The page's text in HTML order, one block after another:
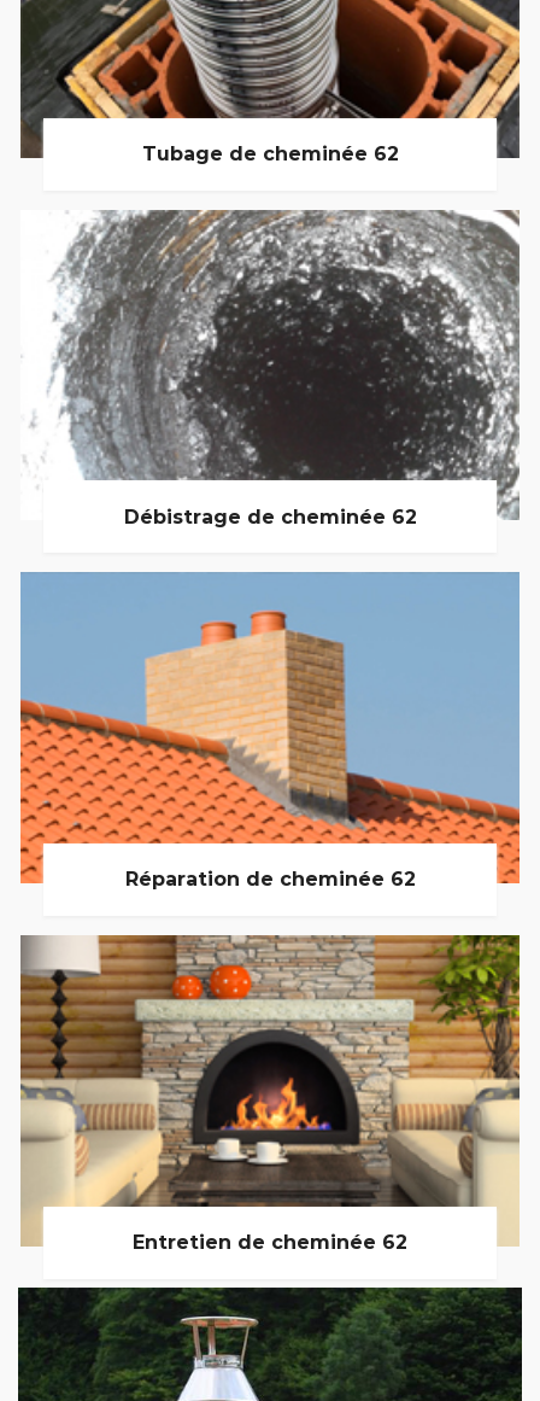
Tubage de cheminée 62
Débistrage de cheminée 62
Réparation de cheminée 62
Entretien de cheminée 62